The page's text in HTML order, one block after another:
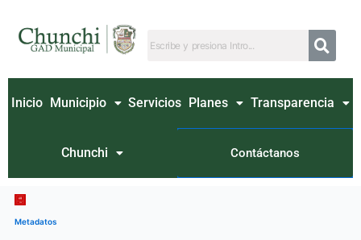
contenido
Inicio Municipio Servicios Planes Transparencia
Chunchi Contáctanos
Metadatos